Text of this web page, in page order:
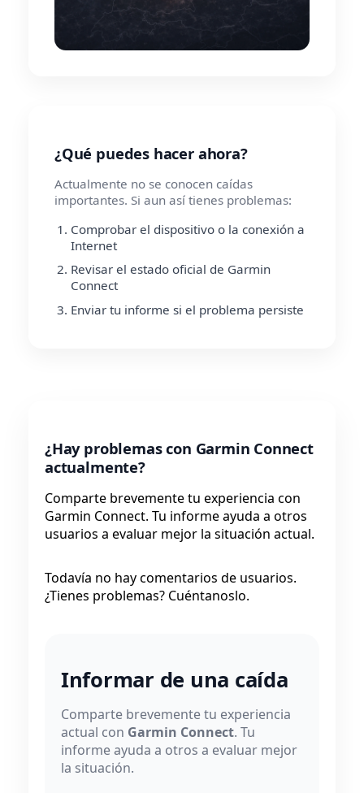
¿Qué puedes hacer ahora?
Actualmente no se conocen caídas
importantes. Si aun así tienes problemas:
Comprobar el dispositivo o la conexión a
Internet
Revisar el estado oficial de Garmin
Connect
Enviar tu informe si el problema persiste
¿Hay problemas con Garmin Connect
actualmente?
Comparte brevemente tu experiencia con
Garmin Connect. Tu informe ayuda a otros
usuarios a evaluar mejor la situación actual.
Todavía no hay comentarios de usuarios.
¿Tienes problemas? Cuéntanoslo.
Informar de una caída
Comparte brevemente tu experiencia
actual con Garmin Connect. Tu
informe ayuda a otros a evaluar mejor
la situación.